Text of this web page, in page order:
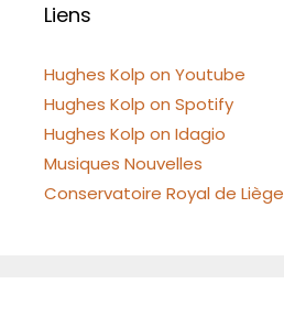
Liens
Hughes Kolp on Youtube
Hughes Kolp on Spotify
Hughes Kolp on Idagio
Musiques Nouvelles
Conservatoire Royal de Liège